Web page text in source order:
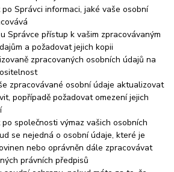
Správci informaci, jaké vaše osobní
Správce přístup k vašim zpracovávaným
a požadovat jejich kopii
zpracovaných osobních údajů na
zpracovávané osobní údaje aktualizovat
popřípadě požadovat omezení jejich
společnosti výmaz vašich osobních
se nejedná o osobní údaje, které je
nebo oprávněn dále zpracovávat
právních předpisů